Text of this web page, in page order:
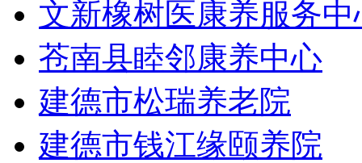
文新橡树医康养服务中
苍南县睦邻康养中心
建德市松瑞养老院
建德市钱江缘颐养院